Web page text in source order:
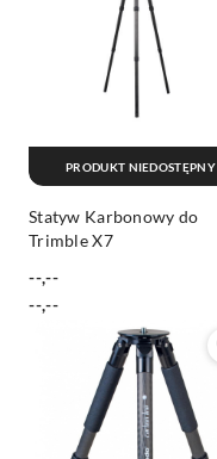
Statyw Karbonowy do
Trimble X7
Cena:
--,--
Cena:
--,--
PRODUKT NIEDOSTĘPNY